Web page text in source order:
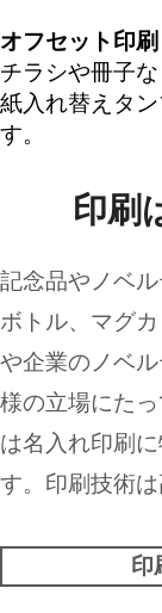
オフセット印刷
チラシや冊子
紙入れ替えタ
す。
印刷
記念品やノベ
ボトル、マグ
や企業のノベ
様の立場にた
は名入れ印刷
す。印刷技術は
印